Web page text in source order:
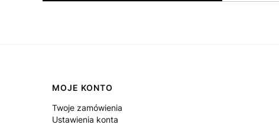
Linki w stopce
MOJE KONTO
Twoje zamówienia
Ustawienia konta